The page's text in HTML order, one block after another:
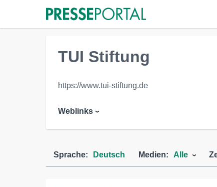
TUI Stiftung
https://www.tui-stiftung.de
Weblinks
Sprache: Deutsch Medien: Alle